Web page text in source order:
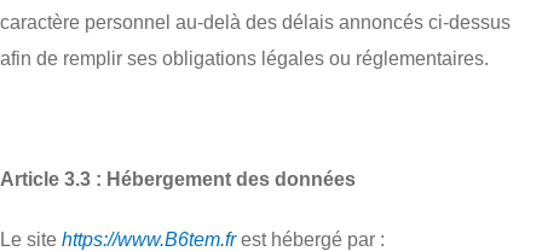
caractère personnel au-delà des délais annoncés ci-dessus
afin de remplir ses obligations légales ou réglementaires.
Article 3.3 : Hébergement des données
Le site https://www.B6tem.fr est hébergé par :